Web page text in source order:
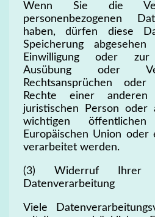
Wenn Sie die
personenbezogenen
haben, dürfen diese
Speicherung
Einwilligung oder zur
Ausübung oder
Rechtsansprüchen
Rechte einer
juristischen Person oder
wichtigen
Europäischen Union oder
verarbeitet werden.
(3) Widerruf Ihrer
Datenverarbeitung
Viele